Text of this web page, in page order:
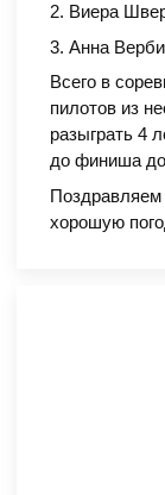
2. Виера
3. Анна
Всего в
пилотов из
разыграть 4
до финиша
Поздравляем
хорошую